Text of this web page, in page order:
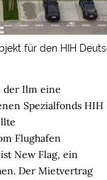
für den HIH
der Ilm eine
Spezialfonds HIH
Flughafen
New Flag, ein
Der Mietvertrag